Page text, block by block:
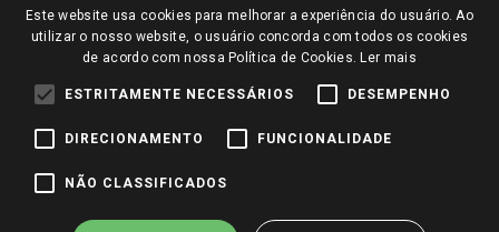
Perguntas frequentes
Trabalhe Conosco
Identidade Visual
Redes Sociais
Pagamento e Segurança
Este website usa cookies para melhorar a experiência do usuário. Ao
utilizar o nosso website, o usuário concorda com todos os cookies
de acordo com nossa Política de Cookies. Ler mais
ESTRITAMENTE NECESSÁRIOS DESEMPENHO
DIRECIONAMENTO FUNCIONALIDADE
NÃO CLASSIFICADOS